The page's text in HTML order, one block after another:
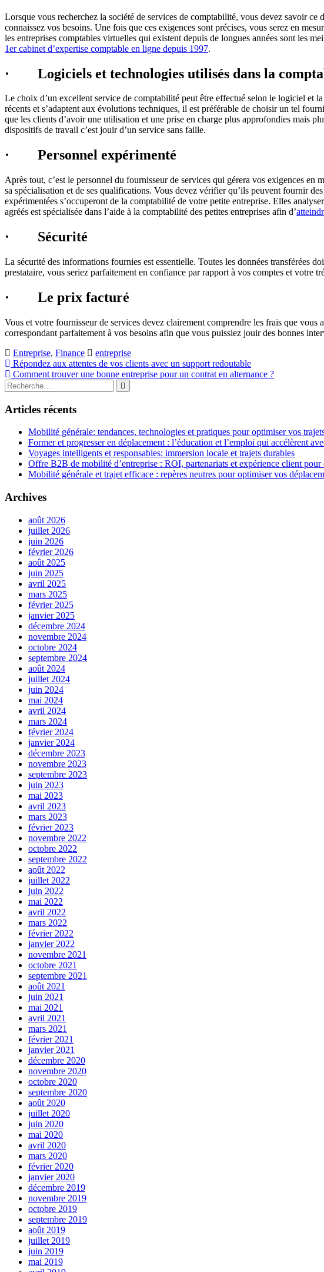
Lorsque vous recherchez la société de services de comptabilité, vous devez savoir
connaissez vos besoins. Une fois que ces exigences sont précises, vous serez en
les entreprises comptables virtuelles qui existent depuis de longues années sont les
1er cabinet d’expertise comptable en ligne depuis 1997.
· Logiciels et technologies utilisés dans la
Le choix d’un excellent service de comptabilité peut être effectué selon le logiciel et
récents et s’adaptent aux évolutions techniques, il est préférable de choisir un tel
que les clients d’avoir une utilisation et une prise en charge plus approfondies mais
dispositifs de travail c’est jouir d’un service sans faille.
· Personnel expérimenté
Après tout, c’est le personnel du fournisseur de services qui gérera vos exigences
sa spécialisation et de ses qualifications. Vous devez vérifier qu’ils peuvent fournir
expérimentées s’occuperont de la comptabilité de votre petite entreprise. Elles
agréés est spécialisée dans l’aide à la comptabilité des petites entreprises afin d’
· Sécurité
La sécurité des informations fournies est essentielle. Toutes les données transférées
prestataire, vous seriez parfaitement en confiance par rapport à vos comptes et votre
· Le prix facturé
Vous et votre fournisseur de services devez clairement comprendre les frais que
correspondant parfaitement à vos besoins afin que vous puissiez jouir des bonnes
Entreprise, Finance entreprise
Navigation
de
l’article
Répondez aux attentes de vos clients avec un support redoutable
Comment trouver une bonne entreprise pour un contrat en alternance ?
Rechercher
:
Rechercher
Articles récents
Mobilité générale: tendances, technologies et pratiques pour optimiser vos
Former et progresser en déplacement : l’éducation et l’emploi qui accélèrent
Voyages intelligents et responsables: immersion locale et trajets durables
Offre B2B de mobilité d’entreprise : ROI, partenariats et expérience client pour
Mobilité générale et trajet efficace : repères neutres pour optimiser vos
Archives
août 2026
juillet 2026
juin 2026
février 2026
août 2025
juin 2025
avril 2025
mars 2025
février 2025
janvier 2025
décembre 2024
novembre 2024
octobre 2024
septembre 2024
août 2024
juillet 2024
juin 2024
mai 2024
avril 2024
mars 2024
février 2024
janvier 2024
décembre 2023
novembre 2023
septembre 2023
juin 2023
mai 2023
avril 2023
mars 2023
février 2023
novembre 2022
octobre 2022
septembre 2022
août 2022
juillet 2022
juin 2022
mai 2022
avril 2022
mars 2022
février 2022
janvier 2022
novembre 2021
octobre 2021
septembre 2021
août 2021
juin 2021
mai 2021
avril 2021
mars 2021
février 2021
janvier 2021
décembre 2020
novembre 2020
octobre 2020
septembre 2020
août 2020
juillet 2020
juin 2020
mai 2020
avril 2020
mars 2020
février 2020
janvier 2020
décembre 2019
novembre 2019
octobre 2019
septembre 2019
août 2019
juillet 2019
juin 2019
mai 2019